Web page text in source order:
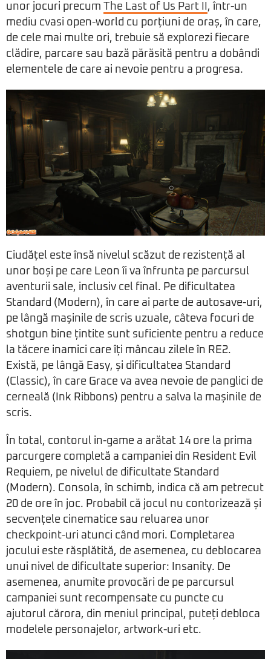
unor jocuri precum The Last of Us Part II , într-un
mediu cvasi open-world cu porțiuni de oraș, în care,
de cele mai multe ori, trebuie să explorezi fiecare
clădire, parcare sau bază părăsită pentru a dobândi
elementele de care ai nevoie pentru a progresa.
Ciudățel este însă nivelul scăzut de rezistență al
unor boși pe care Leon îi va înfrunta pe parcursul
aventurii sale, inclusiv cel final. Pe dificultatea
Standard (Modern), în care ai parte de autosave-uri,
pe lângă mașinile de scris uzuale, câteva focuri de
shotgun bine țintite sunt suficiente pentru a reduce
la tăcere inamici care îți mâncau zilele în RE2.
Există, pe lângă Easy, și dificultatea Standard
(Classic), în care Grace va avea nevoie de panglici de
cerneală (Ink Ribbons) pentru a salva la mașinile de
scris.
În total, contorul in-game a arătat 14 ore la prima
parcurgere completă a campaniei din Resident Evil
Requiem, pe nivelul de dificultate Standard
(Modern). Consola, în schimb, indica că am petrecut
20 de ore în joc. Probabil că jocul nu contorizează și
secvențele cinematice sau reluarea unor
checkpoint-uri atunci când mori. Completarea
jocului este răsplătită, de asemenea, cu deblocarea
unui nivel de dificultate superior: Insanity. De
asemenea, anumite provocări de pe parcursul
campaniei sunt recompensate cu puncte cu
ajutorul cărora, din meniul principal, puteți debloca
modelele personajelor, artwork-uri etc.